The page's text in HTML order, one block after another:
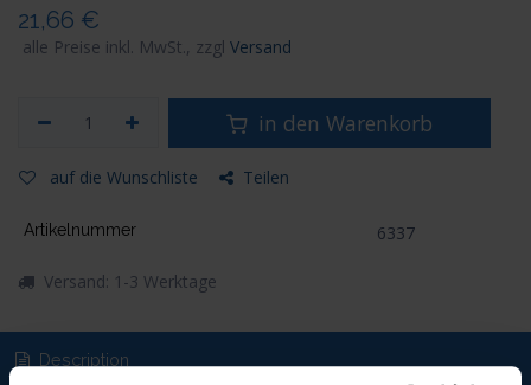
21,66 €
alle Preise inkl. MwSt., zzgl Versand
in den Warenkorb
auf die Wunschliste Teilen
Artikelnummer 6337
Versand: 1-3 Werktage
Description